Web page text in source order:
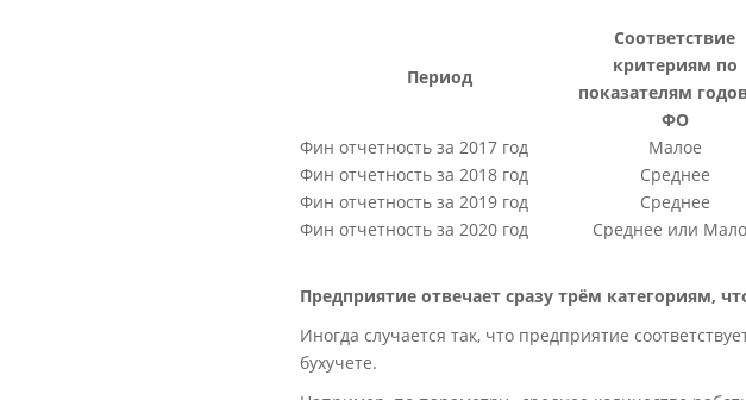
Период
Соответствие
критериям по
показателям
ФО
Фин отчетность за 2017 год Малое
Фин отчетность за 2018 год
Среднее
Фин отчетность за 2019 год
Среднее
Фин отчетность за 2020 год
Среднее или
Предприятие отвечает сразу трём категориям,
Иногда случается так, что предприятие
бухучете.